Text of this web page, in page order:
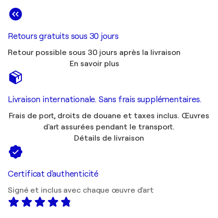
Retours gratuits sous 30 jours
Retour possible sous 30 jours après la livraison
En savoir plus
Livraison internationale. Sans frais supplémentaires.
Frais de port, droits de douane et taxes inclus. Œuvres
d'art assurées pendant le transport.
Détails de livraison
Certificat d'authenticité
Signé et inclus avec chaque œuvre d'art